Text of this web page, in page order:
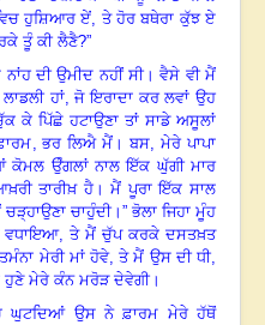
ਹੁਸ਼ਿਆਰ ਏਂ, ਤੇ ਹੋਰ ਬਥੇਰਾ ਕੁੱਝ ਏ
ਤੂੰ ਕੀ ਲੈਣੈ?”
ਦੀ ਉਮੀਦ ਨਹੀਂ ਸੀ।ਵੈਸੇ ਵੀ ਮੈਂ
ਹਾਂ,ਜੋ ਇਰਾਦਾ ਕਰ ਲਵਾਂ ਉਹ
ਕੇ ਪਿੱਛੇ ਹਟਾਉਣਾ ਤਾਂ ਸਾਡੇ ਅਸੂਲਾਂ
,ਭਰ ਲਿਐ ਮੈਂ ।ਬਸ,ਮੇਰੇ ਪਾਪਾ
ਕੋਮਲ ਉੰਗਲਾਂ ਨਾਲ ਇੱਕ ਘੁੱਗੀ ਮਾਰ
ਤਾਰੀਖ਼ ਹੈ।ਮੈਂ ਪੂਰਾ ਇੱਕ ਸਾਲ
ਚਾਹੁੰਦੀ। ” ਭੋਲਾ ਜਿਹਾ ਮੂੰਹ
ਵਧਾਇਆ, ਤੇ ਮੈਂ ਚੁੱਪ ਕਰਕੇ ਦਸਤਖ਼ਤ
ਮੇਰੀ ਮਾਂ ਹੋਵੇ,ਤੇ ਮੈਂ ਉਸ ਦੀ ਧੀ,
ਹੁਣੇ ਮੇਰੇ ਕੰਨ ਮਰੋੜ ਦੇਵੇਗੀ।
ਘੁਟਦਿਆਂ ਉਸ ਨੇ ਫ਼ਾਰਮ ਮੇਰੇ ਹੱਥੋਂ